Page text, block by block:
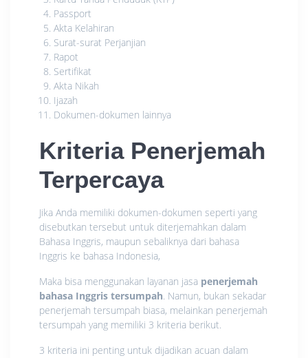
Passport
Akta Kelahiran
Surat-surat Perjanjian
Rapot
Sertifikat
Akta Nikah
Ijazah
Dokumen-dokumen lainnya
Kriteria Penerjemah
Terpercaya
Jika Anda memiliki dokumen-dokumen seperti yang
disebutkan tersebut untuk diterjemahkan dalam
Bahasa Inggris, maupun sebaliknya dari bahasa
Inggris ke bahasa Indonesia,
Maka bisa menggunakan layanan jasa penerjemah
bahasa Inggris tersumpah. Namun, bukan sekadar
penerjemah tersumpah biasa, melainkan penerjemah
tersumpah yang memiliki 3 kriteria berikut.
3 kriteria ini penting untuk dijadikan acuan dalam